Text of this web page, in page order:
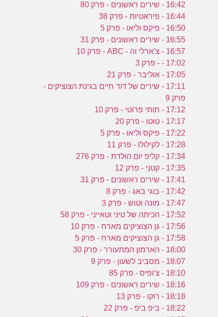
16:42 - שירים ראשונים - פרק 80
16:44 - פיראטיות - פרק 38
16:50 - פיקס וליאו - פרק 5
16:55 - שירים ראשונים - פרק 31
16:57 - צ'ארלי וה - ABC - פרק 10
17:02 - - פרק 3
17:05 - אוליבר - פרק 21
17:11 - שירים של דוד חיים בגינת הצוציקים -
פרק 9
17:12 - תותי פרוטי - פרק 10
17:17 - טוטו - פרק 20
17:22 - פיקס וליאו - פרק 5
17:28 - לקילולו - פרק 11
17:34 - קליפ יום הולדת - פרק 276
17:35 - קטני - פרק 12
17:41 - שירים ראשונים - פרק 31
17:42 - בוגי באג - פרק 8
17:47 - מונה וטוש - פרק 3
17:52 - הכיתה של טיני וטאייני - פרק 58
17:56 - גן הצוציקים מארח - פרק 10
17:58 - גן הצוציקים מארח - פרק 5
18:00 - הארמון המתעורר - פרק 30
18:07 - מסביב לשעון - פרק 9
18:10 - צ'ופיס - פרק 85
18:16 - שירים ראשונים - פרק 109
18:18 - רוקו - פרק 13
18:22 - ביפ ביפ - פרק 22